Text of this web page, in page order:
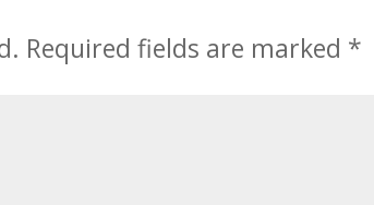
Required fields are marked *